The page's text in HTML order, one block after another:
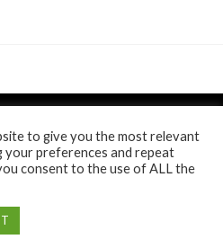
siPolitica de cookie/Anunt/
2026 ©
de
to give you the most relevant
your preferences and repeat
consent to the use of ALL the